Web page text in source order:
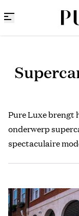
Pure Luxe brengt
onderwerp
spectaculaire